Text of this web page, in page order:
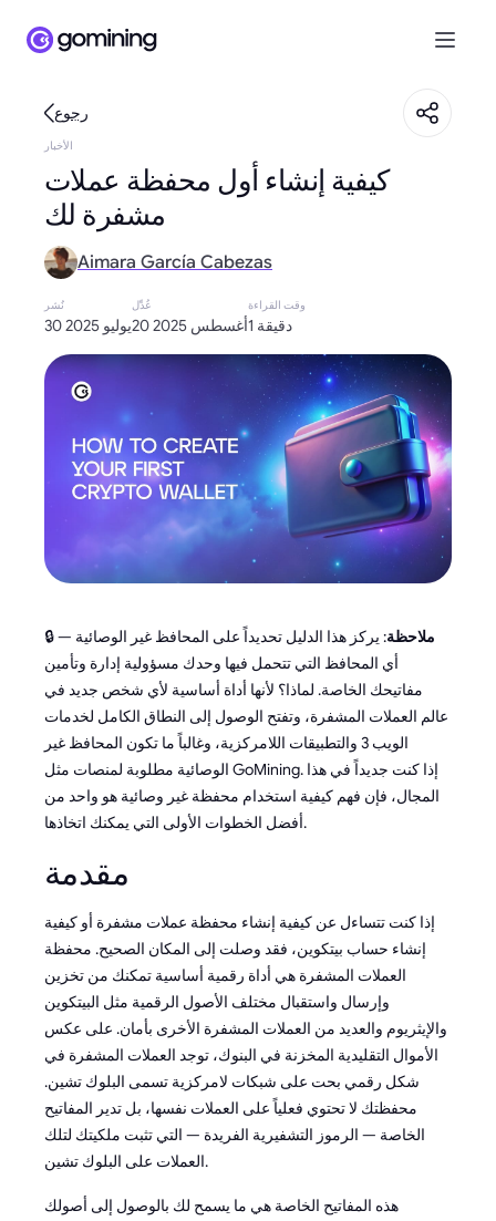
رجوع
الأخبار
كيفية إنشاء أول محفظة عملات
مشفرة لك
Aimara García Cabezas
نُشر
30 يوليو 2025
عُدِّل
20 أغسطس 2025
وقت القراءة
1 دقيقة
🔒 ملاحظة: يركز هذا الدليل تحديداً على المحافظ غير الوصائية —
أي المحافظ التي تتحمل فيها وحدك مسؤولية إدارة وتأمين
مفاتيحك الخاصة. لماذا؟ لأنها أداة أساسية لأي شخص جديد في
عالم العملات المشفرة، وتفتح الوصول إلى النطاق الكامل لخدمات
الويب 3 والتطبيقات اللامركزية، وغالباً ما تكون المحافظ غير
الوصائية مطلوبة لمنصات مثل GoMining. إذا كنت جديداً في هذا
المجال، فإن فهم كيفية استخدام محفظة غير وصائية هو واحد من
أفضل الخطوات الأولى التي يمكنك اتخاذها.
مقدمة
إذا كنت تتساءل عن كيفية إنشاء محفظة عملات مشفرة أو كيفية
إنشاء حساب بيتكوين، فقد وصلت إلى المكان الصحيح. محفظة
العملات المشفرة هي أداة رقمية أساسية تمكنك من تخزين
وإرسال واستقبال مختلف الأصول الرقمية مثل البيتكوين
والإيثريوم والعديد من العملات المشفرة الأخرى بأمان. على عكس
الأموال التقليدية المخزنة في البنوك، توجد العملات المشفرة في
شكل رقمي بحت على شبكات لامركزية تسمى البلوك تشين.
محفظتك لا تحتوي فعلياً على العملات نفسها، بل تدير المفاتيح
الخاصة — الرموز التشفيرية الفريدة — التي تثبت ملكيتك لتلك
العملات على البلوك تشين.
هذه المفاتيح الخاصة هي ما يسمح لك بالوصول إلى أصولك